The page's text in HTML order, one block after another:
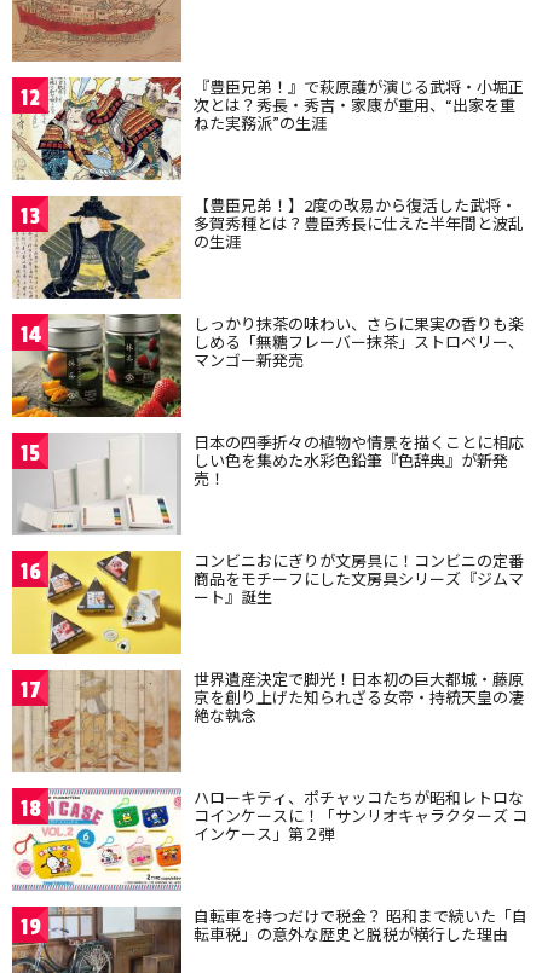
12 『豊臣兄弟！』で萩原護が演じる武将・小堀正
次とは？秀長・秀吉・家康が重用、“出家を重
ねた実務派”の生涯
13 【豊臣兄弟！】2度の改易から復活した武将・
多賀秀種とは？豊臣秀長に仕えた半年間と波乱
の生涯
14 しっかり抹茶の味わい、さらに果実の香りも楽
しめる「無糖フレーバー抹茶」ストロベリー、
マンゴー新発売
15 日本の四季折々の植物や情景を描くことに相応
しい色を集めた水彩色鉛筆『色辞典』が新発
売！
16 コンビニおにぎりが文房具に！コンビニの定番
商品をモチーフにした文房具シリーズ『ジムマ
ート』誕生
17 世界遺産決定で脚光！日本初の巨大都城・藤原
京を創り上げた知られざる女帝・持統天皇の凄
絶な執念
18 ハローキティ、ポチャッコたちが昭和レトロな
コインケースに！「サンリオキャラクターズ コ
インケース」第２弾
19 自転車を持つだけで税金？ 昭和まで続いた「自
転車税」の意外な歴史と脱税が横行した理由